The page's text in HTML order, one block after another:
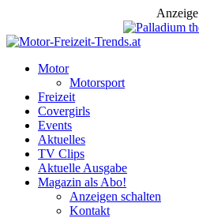
Anzeige
Motor
Motorsport
Freizeit
Covergirls
Events
Aktuelles
TV Clips
Aktuelle Ausgabe
Magazin als Abo!
Anzeigen schalten
Kontakt